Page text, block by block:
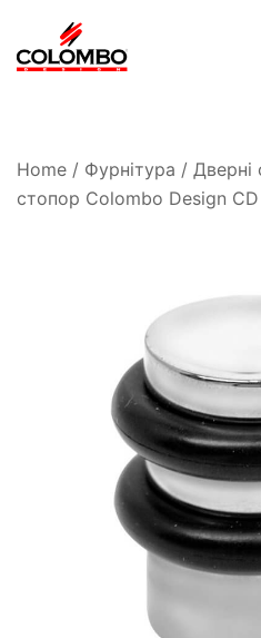
Home / Фурнітура / Дверні
стопор Colombo Design